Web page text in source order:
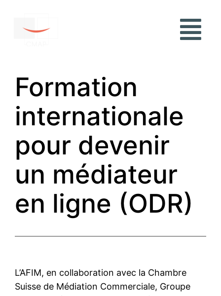
Formation
internationale
pour devenir
un médiateur
en ligne (ODR)
L’AFIM, en collaboration avec la Chambre
Suisse de Médiation Commerciale, Groupe